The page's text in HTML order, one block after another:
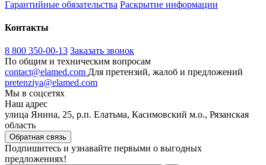
Гарантийные обязательства Раскрытие информации
Контакты
8 800 350-00-13 Заказать звонок
По общим и техническим вопросам
contact@elamed.com Для претензий, жалоб и предложений
pretenziya@elamed.com
Мы в соцсетях
Наш адрес
улица Янина, 25, р.п. Елатьма, Касимовский м.о., Рязанская
область
Обратная связь
Подпишитесь и узнавайте первыми о выгодных
предложениях!